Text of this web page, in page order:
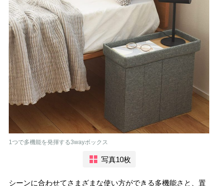
1つで多機能を発揮する3wayボックス
写真10枚
シーンに合わせてさまざまな使い方ができる多機能さと、置